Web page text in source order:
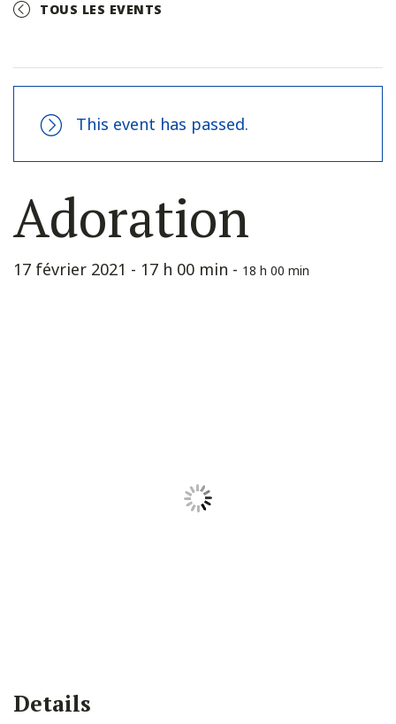
TOUS LES EVENTS
This event has passed.
Adoration
17 février 2021 - 17 h 00 min - 18 h 00 min
Details